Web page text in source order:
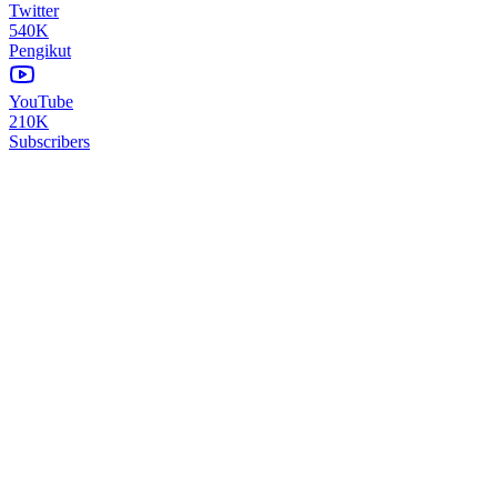
Twitter
540K
Pengikut
YouTube
210K
Subscribers